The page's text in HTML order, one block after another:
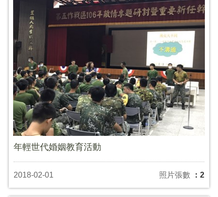
年輕世代婚姻教育活動
2018-02-01 照片張數 ：2